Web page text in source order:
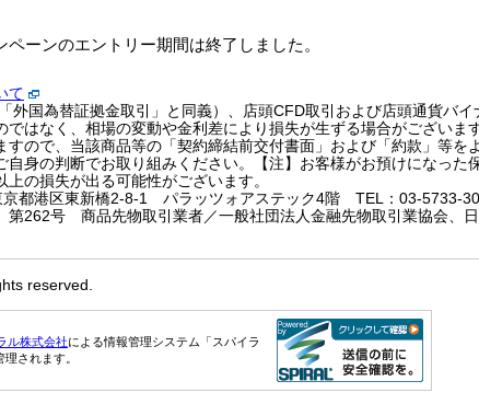
ペーンのエントリー期間は終了しました。
て
外国為替証拠金取引」と同義）、店頭CFD取引および店頭通貨バイ
はなく、相場の変動や金利差により損失が生ずる場合がございま
ので、当該商品等の「契約締結前交付書面」および「約款」等を
身の判断でお取り組みください。【注】お客様がお預けになった
の損失が出る可能性がございます。
都港区東新橋2-8-1 パラッツォアステック4階 TEL：03-5733-
262号 商品先物取引業者／一般社団法人金融先物取引業協会、
reserved.
ル株式会社による情報管理システム「スパイラ
されます。